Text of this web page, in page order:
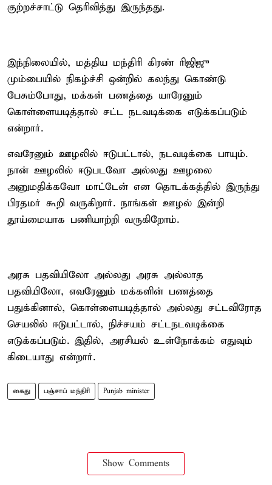
குற்றச்சாட்டு தெரிவித்து இருந்தது.
இந்நிலையில், மத்திய மந்திரி கிரண் ரிஜிஜு
மும்பையில் நிகழ்ச்சி ஒன்றில் கலந்து கொண்டு
பேசும்போது, மக்கள் பணத்தை யாரேனும்
கொள்ளையடித்தால் சட்ட நடவடிக்கை எடுக்கப்படும்
என்றார்.
எவரேனும் ஊழலில் ஈடுபட்டால், நடவடிக்கை பாயும்.
நான் ஊழலில் ஈடுபடவோ அல்லது ஊழலை
அனுமதிக்கவோ மாட்டேன் என தொடக்கத்தில் இருந்து
பிரதமர் கூறி வருகிறார். நாங்கள் ஊழல் இன்றி
தூய்மையாக பணியாற்றி வருகிறோம்.
அரசு பதவியிலோ அல்லது அரசு அல்லாத
பதவியிலோ, எவரேனும் மக்களின் பணத்தை
பதுக்கினால், கொள்ளையடித்தால் அல்லது சட்டவிரோத
செயலில் ஈடுபட்டால், நிச்சயம் சட்டநடவடிக்கை
எடுக்கப்படும். இதில், அரசியல் உள்நோக்கம் எதுவும்
கிடையாது என்றார்.
கைது பஞ்சாப் மந்திரி Punjab minister
Show Comments